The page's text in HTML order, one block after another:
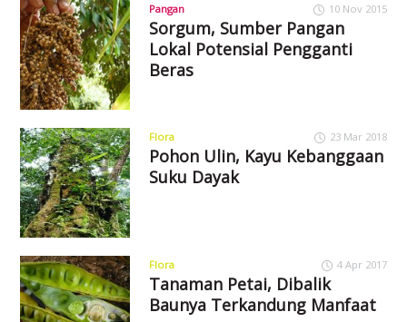
Pangan 10 Nov 2015
Sorgum, Sumber Pangan
Lokal Potensial Pengganti
Beras
Flora 23 Mar 2018
Pohon Ulin, Kayu Kebanggaan
Suku Dayak
Flora 4 Apr 2017
Tanaman Petai, Dibalik
Baunya Terkandung Manfaat